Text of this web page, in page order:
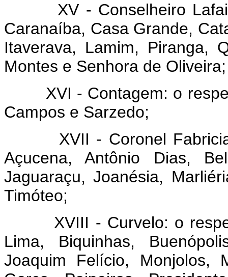
XV - Conselheiro
Caranaíba, Casa Grande,
Itaverava, Lamim, Piranga,
Montes e Senhora de Oliveira;
XVI - Contagem: o
Campos e Sarzedo;
XVII - Coronel
Açucena, Antônio Dias,
Jaguaraçu, Joanésia,
Timóteo;
XVIII - Curvelo: o
Lima, Biquinhas,
Joaquim Felício, Monjolos,